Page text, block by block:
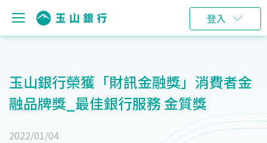
登入
玉山銀行榮獲「財訊金融獎」消費者金
融品牌獎_最佳銀行服務 金質獎
2022/01/04